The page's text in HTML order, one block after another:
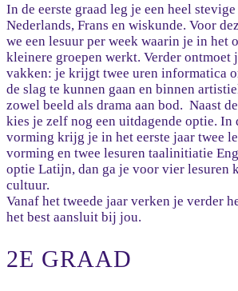
In de eerste graad leg je een heel
Nederlands, Frans en wiskunde. Voor
we een lesuur per week waarin je in het
kleinere groepen werkt. Verder ontmoet
vakken: je krijgt twee uren informatica
de slag te kunnen gaan en binnen
zowel beeld als drama aan bod. Naast
kies je zelf nog een uitdagende optie. In
vorming krijg je in het eerste jaar twee
vorming en twee lesuren taalinitiatie
optie Latijn, dan ga je voor vier lesuren
cultuur.
Vanaf het tweede jaar verken je verder
het best aansluit bij jou.
2E GRAAD